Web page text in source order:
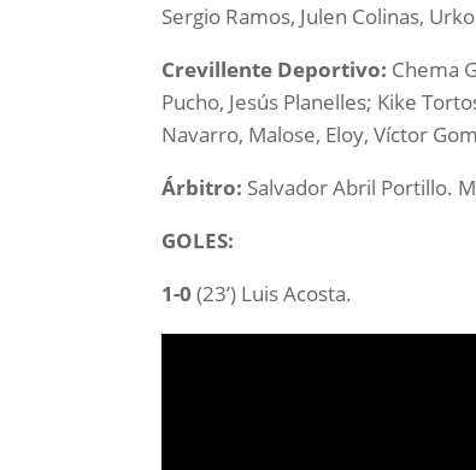
Sergio Ramos, Julen Colinas,
Crevillente Deportivo: Chema
Pucho, Jesús Planelles; Kike
Navarro, Malose, Eloy, Víctor
Árbitro: Salvador Abril Portillo.
GOLES:
1-0 (23’) Luis Acosta.